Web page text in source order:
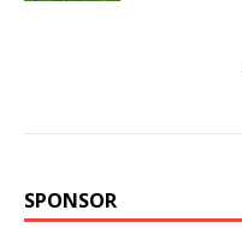
SPONSOR